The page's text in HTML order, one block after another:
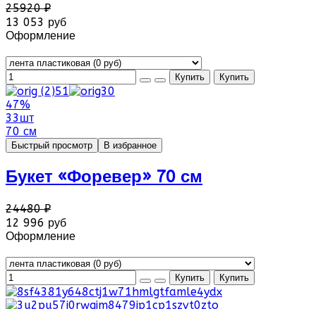
25920 ₽
13 053 руб
Оформление
47%
33шт
70 см
Быстрый просмотр В избранное
Букет «Форевер» 70 см
24480 ₽
12 996 руб
Оформление